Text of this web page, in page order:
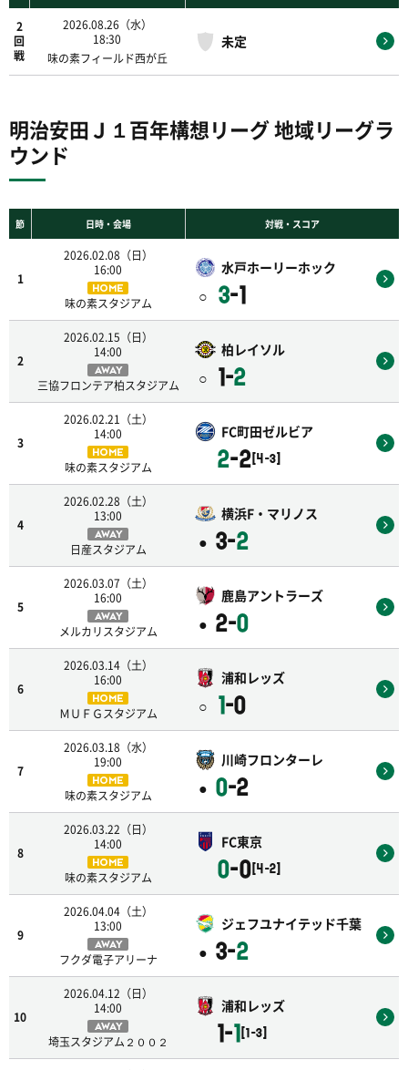
2
回
戦
2026.08.26（水）
18:30
味の素フィールド西が丘
未定
明治安田Ｊ１百年構想リーグ 地域リーグラ
ウンド
節 日時・会場 対戦・スコア
1
2026.02.08（日）
16:00
HOME
味の素スタジアム
水戸ホーリーホック
○ 3-1
2
2026.02.15（日）
14:00
AWAY
三協フロンテア柏スタジアム
柏レイソル
○ 1-2
3
2026.02.21（土）
14:00
HOME
味の素スタジアム
FC町田ゼルビア
2-2 [4-3]
4
2026.02.28（土）
13:00
AWAY
日産スタジアム
横浜F・マリノス
● 3-2
5
2026.03.07（土）
16:00
AWAY
メルカリスタジアム
鹿島アントラーズ
● 2-0
6
2026.03.14（土）
16:00
HOME
ＭＵＦＧスタジアム
浦和レッズ
○ 1-0
7
2026.03.18（水）
19:00
HOME
味の素スタジアム
川崎フロンターレ
● 0-2
8
2026.03.22（日）
14:00
HOME
味の素スタジアム
FC東京
0-0 [4-2]
9
2026.04.04（土）
13:00
AWAY
フクダ電子アリーナ
ジェフユナイテッド千葉
● 3-2
10
2026.04.12（日）
14:00
AWAY
埼玉スタジアム２００２
浦和レッズ
1-1 [1-3]